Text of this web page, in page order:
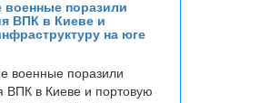
военные поразили
ВПК в Киеве и
на юге